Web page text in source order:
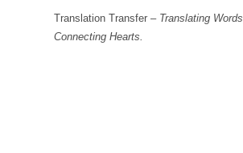
Translation Transfer – Translating Words,
Connecting Hearts.